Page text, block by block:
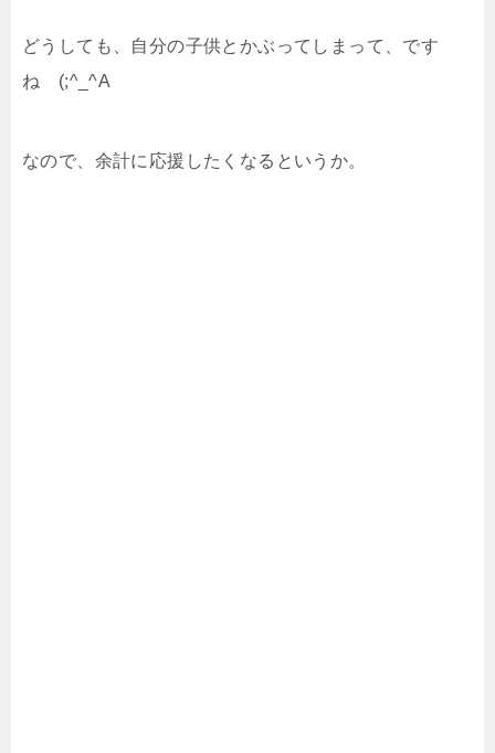
どうしても、自分の子供とかぶってしまって、です
ね (;^_^A
なので、余計に応援したくなるというか。